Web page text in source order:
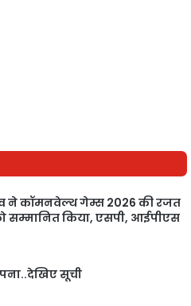
ने कॉमनवेल्थ गेम्स 2026 की रजत
सम्मानित किया, एसपी, आईपीएस
सूची